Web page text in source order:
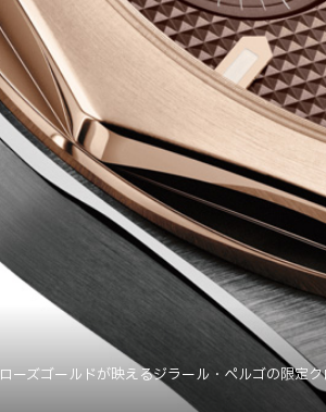
ーズゴールドが映えるジラール・ペルゴの限定